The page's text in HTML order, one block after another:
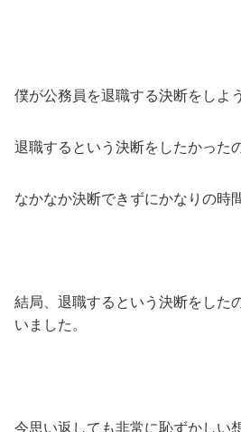
僕が公務員を退職する決断をしよ
退職するという決断をしたかった
なかなか決断できずにかなりの時
結局、退職するという決断をした
いました。
今思い返しても非常に恥ずかしい